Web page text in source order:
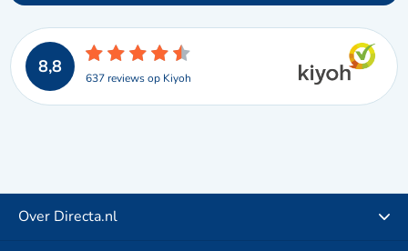
8,8
637 reviews op Kiyoh
Over Directa.nl